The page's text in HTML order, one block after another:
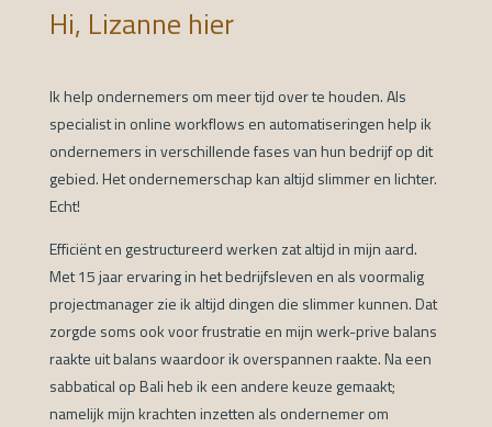
Hi, Lizanne hier
Ik help ondernemers om meer tijd over te houden. Als
specialist in online workflows en automatiseringen help ik
ondernemers in verschillende fases van hun bedrijf op dit
gebied. Het ondernemerschap kan altijd slimmer en lichter.
Echt!
Efficiënt en gestructureerd werken zat altijd in mijn aard.
Met 15 jaar ervaring in het bedrijfsleven en als voormalig
projectmanager zie ik altijd dingen die slimmer kunnen. Dat
zorgde soms ook voor frustratie en mijn werk-prive balans
raakte uit balans waardoor ik overspannen raakte. Na een
sabbatical op Bali heb ik een andere keuze gemaakt;
namelijk mijn krachten inzetten als ondernemer om